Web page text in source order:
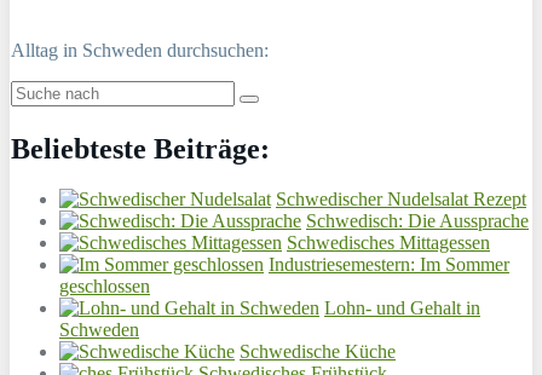
Alltag in Schweden durchsuchen:
Beliebteste Beiträge:
Schwedischer Nudelsalat Rezept
Schwedisch: Die Aussprache
Schwedisches Mittagessen
Industriesemestern: Im Sommer
geschlossen
Lohn- und Gehalt in
Schweden
Schwedische Küche